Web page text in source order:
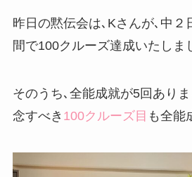
昨日の黙伝会は､Kさんが､中２
間で100クルーズ達成いたしま
そのうち､全能成就が5回あり
念すべき 100クルーズ目 も全能